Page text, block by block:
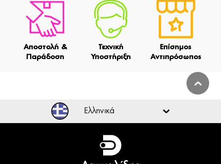
Αποστολή &
Παράδοση
Τεχνική
Υποστήριξη
Επίσημος
Αντιπρόσωπος
Ελληνικά
Ελληνικά
English